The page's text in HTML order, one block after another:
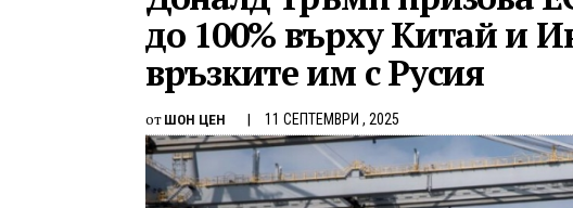
до 100% върху Китай и
връзките им с Русия
от ШОН ЦЕН 11 СЕПТЕМВРИ , 2025